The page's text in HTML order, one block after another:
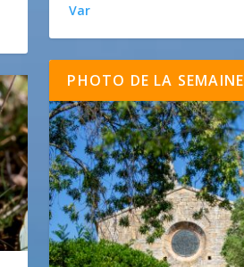
Var
PHOTO DE LA SEMAINE